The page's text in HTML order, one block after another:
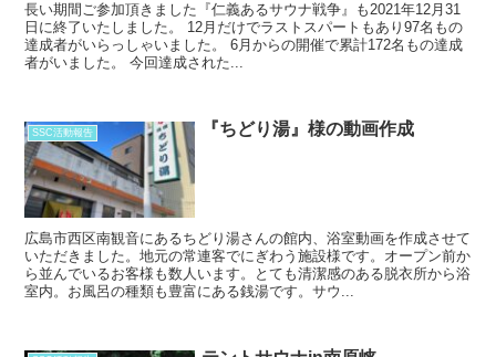
長い期間ご参加頂きました『仁義あるサウナ戦争』も2021年12月31
日に終了いたしました。 12月だけでラストスパートもあり97名もの
達成者がいらっしゃいました。 6月からの開催で累計172名もの達成
者がいました。 今回達成された...
SSC活動報告 『ちどり湯』様の動画作成
広島市西区南観音にあるちどり湯さんの館内、浴室動画を作成させて
いただきました。地元の常連客でにぎわう施設様です。オープン前か
ら並んでいるお客様も数人います。とても清潔感のある脱衣所から浴
室内。お風呂の種類も豊富にある銭湯です。サウ...